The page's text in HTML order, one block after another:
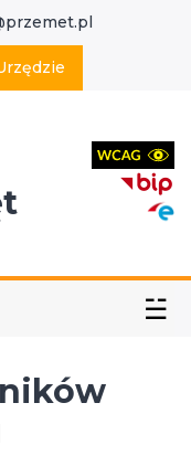
☱